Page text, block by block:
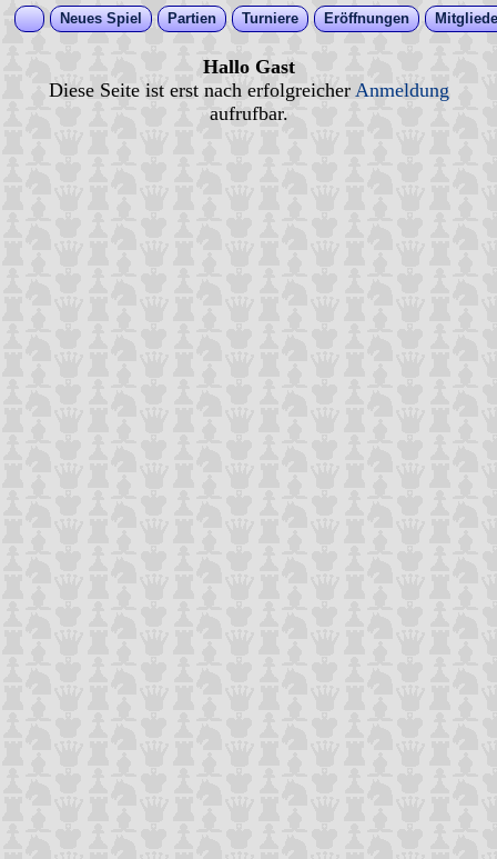
Neues Spiel Partien Turniere Eröffnungen
Hallo Gast
Diese Seite ist erst nach erfolgreicher Anmeldung
aufrufbar.